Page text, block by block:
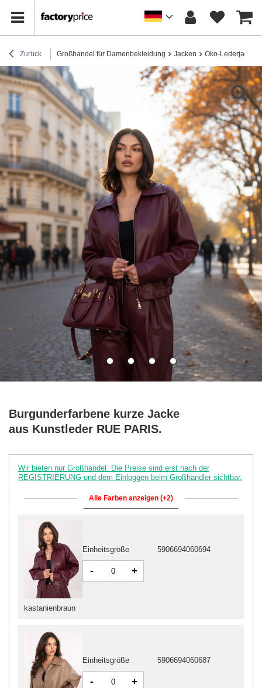
Zurück Großhandel für Damenbekleidung Jacken Öko-Lederjacken
Burgunderfarbene kurze Jacke
aus Kunstleder RUE PARIS.
Wir bieten nur Großhandel. Die Preise sind erst nach der
REGISTRIERUNG und dem Einloggen beim Großhändler sichtbar.
Alle Farben anzeigen (+2)
kastanienbraun
Einheitsgröße 5906694060694
- +
Einheitsgröße 5906694060687
- +